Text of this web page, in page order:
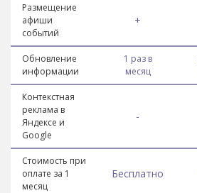
Размещение
афиши
событий
+
Обновление
информации
1 раз в
месяц
Контекстная
реклама в
Яндексе и
Google
-
Стоимость при
оплате за 1
месяц
Бесплатно